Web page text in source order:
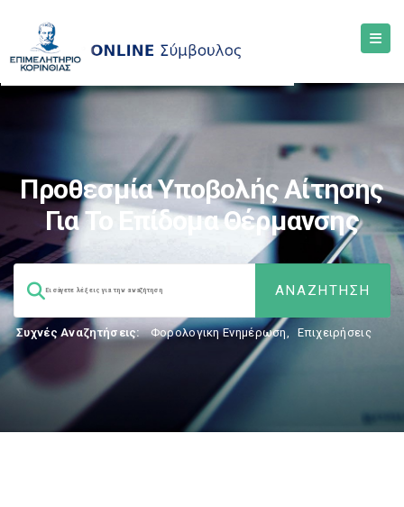
Προθεσμία Υποβολής Αίτησης
Για Το Επίδομα Θέρμανσης
Συχνές Αναζητήσεις: Φορολογικη Ενημέρωση, Επιχειρήσεις